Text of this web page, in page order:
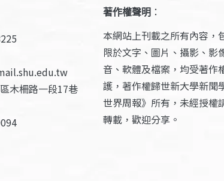
木柵路一段17巷
著作權聲明 ：
本網站上刊載之所有內容，
限於文字、圖片、攝影、影
音、軟體及檔案，均受著作
護，著作權歸世新大學新聞
世界周報》所有，未經授權
轉載，歡迎分享。